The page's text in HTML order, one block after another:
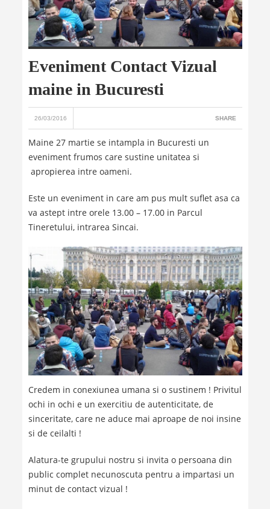
Eveniment Contact Vizual
maine in Bucuresti
26/03/2016 SHARE
Maine 27 martie se intampla in Bucuresti un
eveniment frumos care sustine unitatea si
apropierea intre oameni.
Este un eveniment in care am pus mult suflet asa ca
va astept intre orele 13.00 – 17.00 in Parcul
Tineretului, intrarea Sincai.
Credem in conexiunea umana si o sustinem ! Privitul
ochi in ochi e un exercitiu de autenticitate, de
sinceritate, care ne aduce mai aproape de noi insine
si de ceilalti !
Alatura-te grupului nostru si invita o persoana din
public complet necunoscuta pentru a impartasi un
minut de contact vizual !